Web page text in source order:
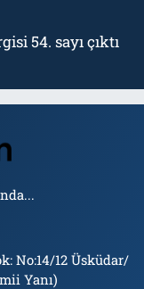
54. sayı çıktı
No:14/12 Üsküdar/
Yanı)